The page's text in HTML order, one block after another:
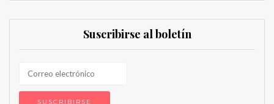
Suscribirse al boletín